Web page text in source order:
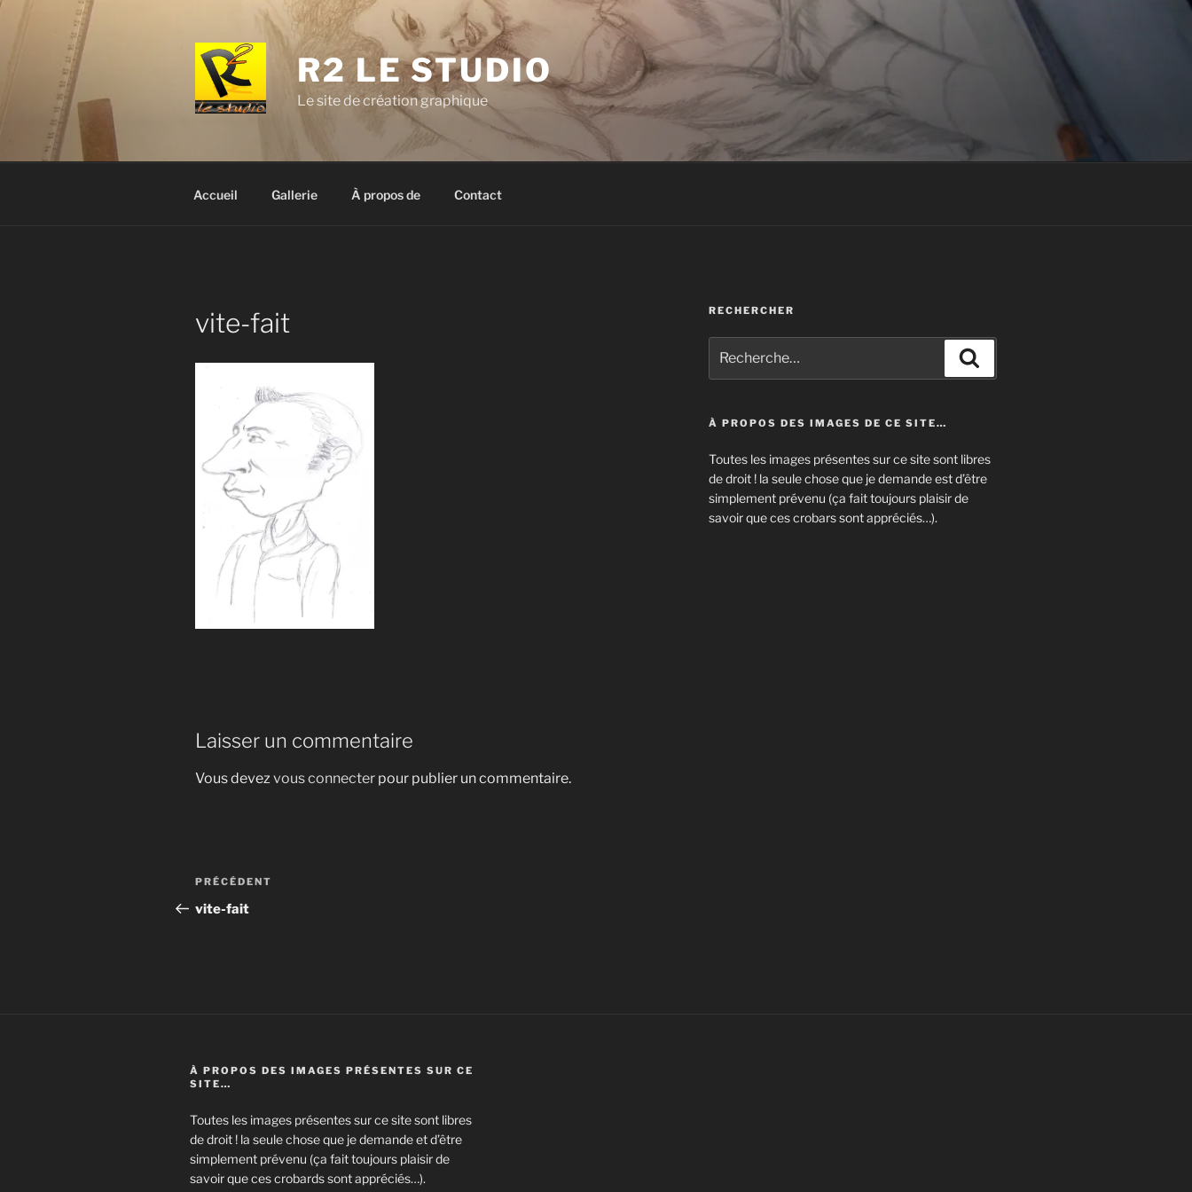
Aller
R2 LE STUDIO
Le site de création graphique
Accueil Gallerie À propos de Contact
vite-fait
Laisser un commentaire
Vous devezvous connecter pour publier un commentaire.
Navigation
de
Article
précédent
PRÉCÉDENT
vite-fait
RECHERCHER
pour
:
À PROPOS DES IMAGES DE CE SITE…
Toutes les images présentes sur ce site sont libres
de droit ! la seule chose que je demande est d’être
simplement prévenu (ça fait toujours plaisir de
savoir que ces crobars sont appréciés…).
À PROPOS DES IMAGES PRÉSENTES SUR CE
SITE…
Toutes les images présentes sur ce site sont libres
de droit ! la seule chose que je demande et d’être
simplement prévenu (ça fait toujours plaisir de
savoir que ces crobards sont appréciés…).